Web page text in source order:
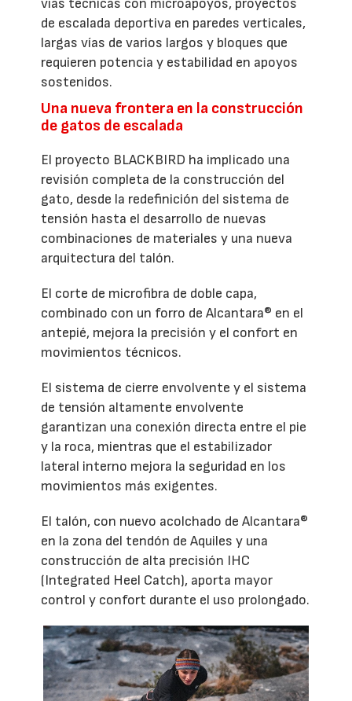
vías técnicas con microapoyos, proyectos
de escalada deportiva en paredes verticales,
largas vías de varios largos y bloques que
requieren potencia y estabilidad en apoyos
sostenidos.
Una nueva frontera en la construcción
de gatos de escalada
El proyecto BLACKBIRD ha implicado una
revisión completa de la construcción del
gato, desde la redefinición del sistema de
tensión hasta el desarrollo de nuevas
combinaciones de materiales y una nueva
arquitectura del talón.
El corte de microfibra de doble capa,
combinado con un forro de Alcantara® en el
antepié, mejora la precisión y el confort en
movimientos técnicos.
El sistema de cierre envolvente y el sistema
de tensión altamente envolvente
garantizan una conexión directa entre el pie
y la roca, mientras que el estabilizador
lateral interno mejora la seguridad en los
movimientos más exigentes.
El talón, con nuevo acolchado de Alcantara®
en la zona del tendón de Aquiles y una
construcción de alta precisión IHC
(Integrated Heel Catch), aporta mayor
control y confort durante el uso prolongado.